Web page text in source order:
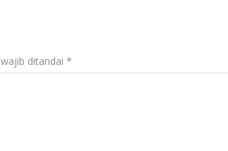
ditandai *